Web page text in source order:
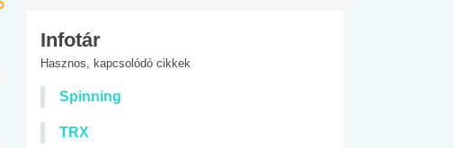
Infotár
Hasznos, kapcsolódó cikkek
Spinning
TRX